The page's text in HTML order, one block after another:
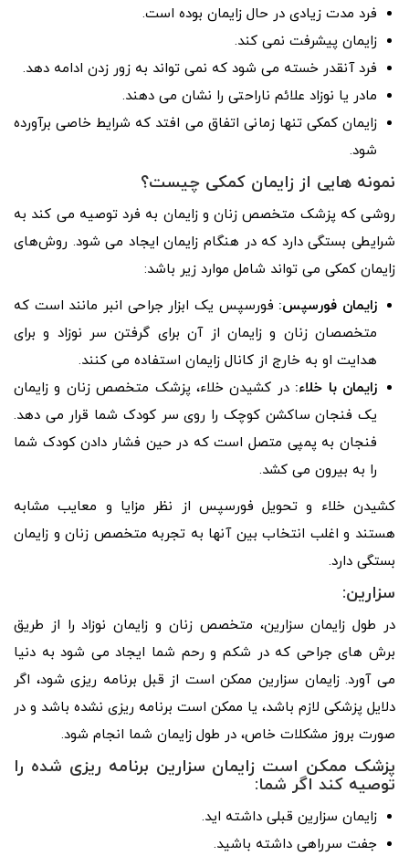
فرد مدت زیادی در حال زایمان بوده است.
زایمان پیشرفت نمی کند.
فرد آنقدر خسته می شود که نمی تواند به زور زدن ادامه دهد.
مادر یا نوزاد علائم ناراحتی را نشان می دهند.
زایمان کمکی تنها زمانی اتفاق می افتد که شرایط خاصی برآورده
شود.
نمونه هایی از زایمان کمکی چیست؟
روشی که پزشک متخصص زنان و زایمان به فرد توصیه می کند به
شرایطی بستگی دارد که در هنگام زایمان ایجاد می شود. روش‌های
زایمان کمکی می تواند شامل موارد زیر باشد:
زایمان فورسپس: فورسپس یک ابزار جراحی انبر مانند است که
متخصصان زنان و زایمان از آن برای گرفتن سر نوزاد و برای
هدایت او به خارج از کانال زایمان استفاده می کنند.
زایمان با خلاء: در کشیدن خلاء، پزشک متخصص زنان و زایمان
یک فنجان ساکشن کوچک را روی سر کودک شما قرار می دهد.
فنجان به پمپی متصل است که در حین فشار دادن کودک شما
را به بیرون می کشد.
کشیدن خلاء و تحویل فورسپس از نظر مزایا و معایب مشابه
هستند و اغلب انتخاب بین آنها به تجربه متخصص زنان و زایمان
بستگی دارد.
سزارین:
در طول زایمان سزارین، متخصص زنان و زایمان نوزاد را از طریق
برش های جراحی که در شکم و رحم شما ایجاد می شود به دنیا
می آورد. زایمان سزارین ممکن است از قبل برنامه ریزی شود، اگر
دلایل پزشکی لازم باشد، یا ممکن است برنامه ریزی نشده باشد و در
صورت بروز مشکلات خاص، در طول زایمان شما انجام شود.
پزشک ممکن است زایمان سزارین برنامه ریزی شده را
توصیه کند اگر شما:
زایمان سزارین قبلی داشته اید.
جفت سرراهی داشته باشید.